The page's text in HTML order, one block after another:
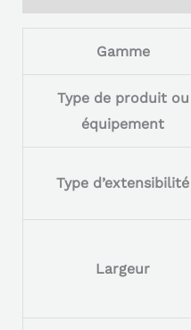
Gamme
Type de produit ou
équipement
Type d’extensibilité
Largeur